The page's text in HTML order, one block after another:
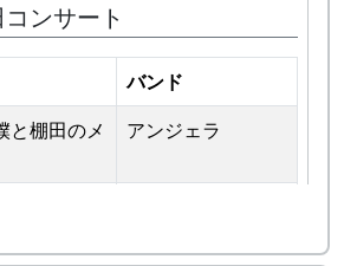
ンドが若い頃連続出場を果たして
さん”を始め審査員の方が見守る
ンドが表彰されました。
ンサート
バンド
と棚⽥のメ
アンジェラ
なで